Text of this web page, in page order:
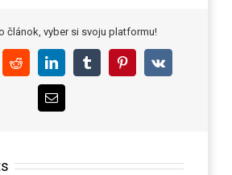
článok, vyber si svoju platformu!
RedditLinkedInTumblrPinterest
Vk
Email